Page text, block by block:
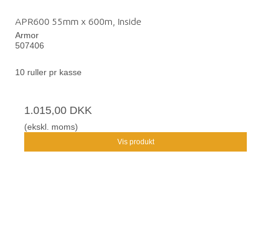
APR600 55mm x 600m, Inside
Armor
507406
10 ruller pr kasse
1.015,00 DKK
(ekskl. moms)
Vis produkt